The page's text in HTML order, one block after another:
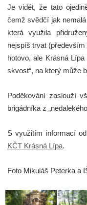
Je vidět, že tato
čemž svědčí jak
která využila
nejspíš trvat
hotovo, ale Krásná
skvost“, na který může
Poděkování zaslouží
brigádníka z
S využitím informací
KČT Krásná Lípa.
Foto Mikuláš Peterka a